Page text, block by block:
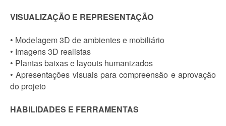
VISUALIZAÇÃO E REPRESENTAÇÃO
• Modelagem 3D de ambientes e mobiliário
• Imagens 3D realistas
• Plantas baixas e layouts humanizados
• Apresentações visuais para compreensão e aprovação
do projeto
HABILIDADES E FERRAMENTAS